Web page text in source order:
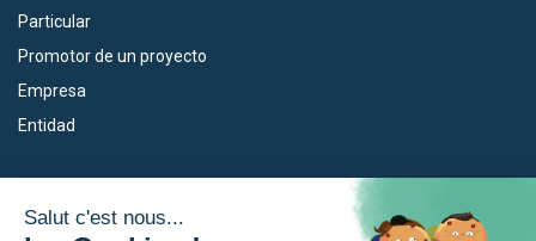
Particular
Promotor de un proyecto
Empresa
Entidad
La Eurorregión